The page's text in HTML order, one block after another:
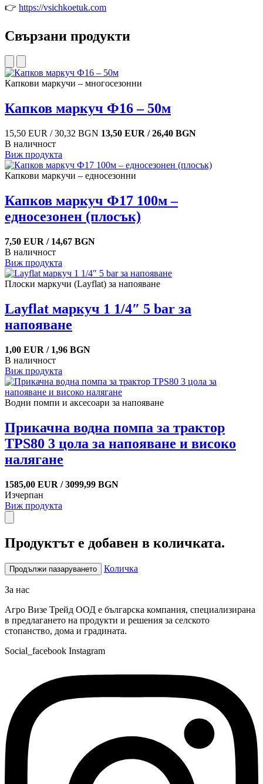
👉 https://vsichkoetuk.com
Свързани продукти
Капкови маркучи – многосезонни
Капков маркуч Ф16 – 50м
15,50 EUR / 30,32 BGN 13,50 EUR / 26,40 BGN
В наличност
Виж продукта
Капкови маркучи – едносезонни
Капков маркуч Ф17 100м –
едносезонен (плосък)
7,50 EUR / 14,67 BGN
В наличност
Виж продукта
Плоски маркучи (Layflat) за напояване
Layflat маркуч 1 1/4″ 5 bar за
напояване
1,00 EUR / 1,96 BGN
В наличност
Виж продукта
Водни помпи и аксесоари за напояване
Прикачна водна помпа за трактор
TPS80 3 цола за напояване и високо
налягане
1585,00 EUR / 3099,99 BGN
Изчерпан
Виж продукта
Продуктът е добавен в количката.
Продължи пазаруването Количка
За нас
Агро Визе Трейд ООД е българска компания, специализирана
в предлагането на продукти и решения за селското
стопанство, дома и градината.
Social_facebook Instagram